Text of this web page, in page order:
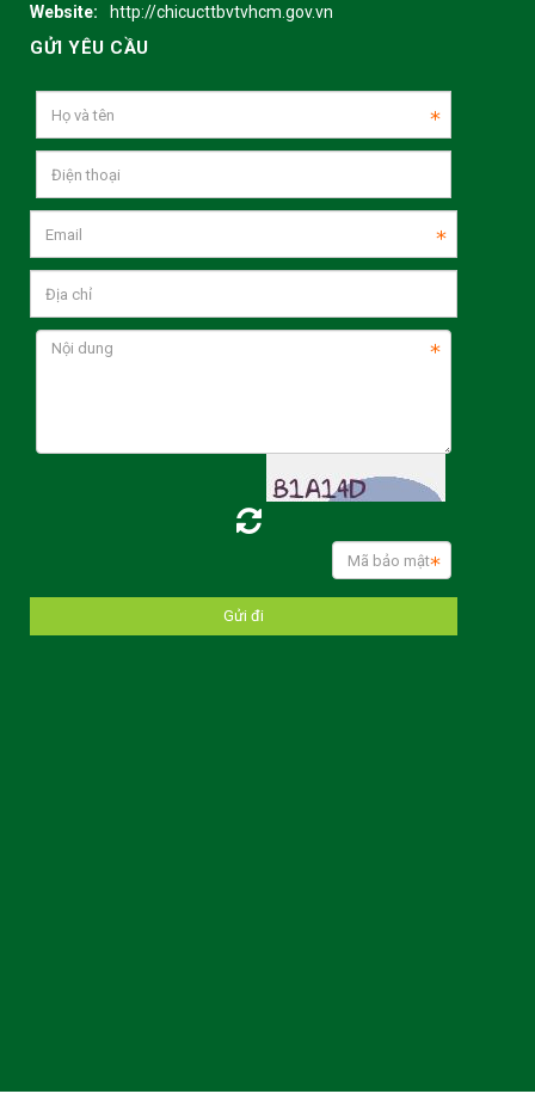
Website:
http://chicucttbvtvhcm.gov.vn
GỬI YÊU CẦU